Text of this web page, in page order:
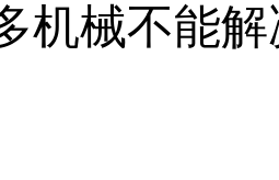
机械不能